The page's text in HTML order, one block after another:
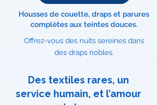
Housses de couette, draps et parures
complètes aux teintes douces.
Offrez-vous des nuits sereines dans
des draps nobles.
Des textiles rares, un
service humain, et l’amour